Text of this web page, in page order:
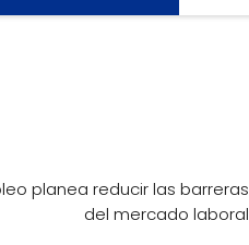
planea reducir las barreras
del mercado laboral